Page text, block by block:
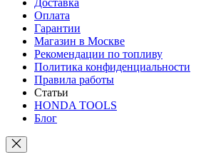
Доставка
Оплата
Гарантии
Магазин в Москве
Рекомендации по топливу
Политика конфиденциальности
Правила работы
Статьи
HONDA TOOLS
Блог